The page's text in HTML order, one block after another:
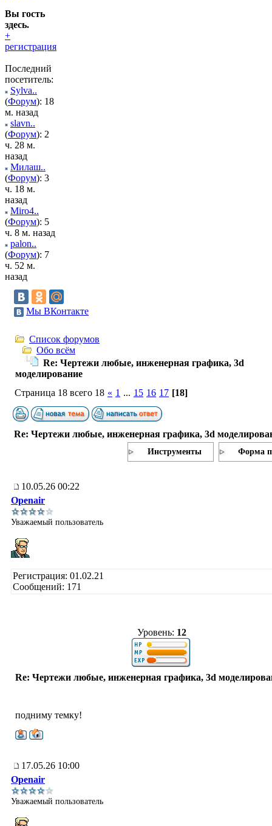
Вы гость
здесь.
+
регистрация
Последний
посетитель:
Sylva..
(Форум): 18
м. назад
slavn..
(Форум): 2
ч. 28 м.
назад
Милаш..
(Форум): 3
ч. 18 м.
назад
Miro4..
(Форум): 5
ч. 8 м. назад
palon..
(Форум): 7
ч. 52 м.
назад
Мы ВКонтакте
Список форумов
Обо всём
Re: Чертежи любые, инженерная графика, 3d
моделирование
Страница 18 всего 18 « 1 ... 15 16 17 [18]
Re: Чертежи любые, инженерная графика, 3d
Инструменты Форма
10.05.26 00:22
Openair
Уважаемый пользователь
Регистрация: 01.02.21
Сообщений: 171
Уровень: 12
Re: Чертежи любые, инженерная графика, 3d
подниму темку!
17.05.26 10:00
Openair
Уважаемый пользователь